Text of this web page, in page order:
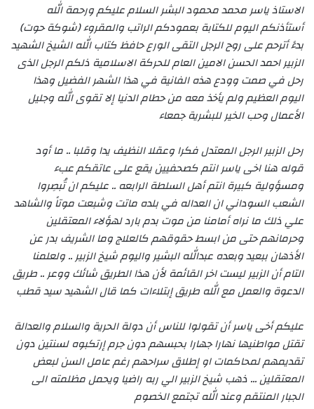
الاستاذ ياسر محمد محمود البشر السلام عليكم ورحمة الله
أستأذنكم اليوم للكتابة بعمودكم الراتب والمقروء (شوكة حوت)
بدءً أترحم على روح الرجل التقى الورع حافظ كتاب الله الشيخ الشهيد
الزبير احمد الحسن الامين العام للحركة الاسلامية ذلكم الرجل الذى
رحل في صمت وودع هذه الفانية في هذا الشهر الفضيل وهذا
اليوم العظيم ولم يأخذ معه من حطام الدنيا إلا تقوى الله وجليل
الأعمال وحب الخير للبشرية جمعاء
رحل الزبير الرجل المعتدل فكرا وعقلا النظيف يدا وقلبا .. ما أود
قوله هنا اخى ياسر انتم كصحفيين يقع على عاتقكم عبء
ومسؤولية كبيرة انتم أهل السلطة الرابعه .. عليكم ان تُبصِروا
الشعب السوداني ان العداله في بلده ماتت وشبعت موتاً والشاهد
علي ذلك ما نراه أمامنا من موت بدم بارد لهؤلاء المعتقلين
وحرمانهم حتى من ابسط حقوقهم كالعلاج وما الشريف بدر عن
الأذهان ببعيد وبعده عبدالله البشير واليوم شيخ الزبير .. ولعلمنا
التام أن الزبير ليست اخر القائمة لأن هذا الطريق شائك ووعر .. طريق
الدعوة والعمل مع الله طريق إبتلاءات كما قال الشهيد سيد قطب
عليكم أخى ياسر أن تقولوا للناس أن دولة الحرية والسلام والعدالة
تقتل مواطنيها نهارا جهارا بحبسهم دون جرم إرتكبوه لسنتين دون
تقديمهم لمحاكمات او إطلاق سراحهم رغم عامل السن لبعض
المعتقلين … ذهب شيخ الزبير الي ربه راضيا ويحمل مظلمته الى
الجبار المنتقم وعند الله تجتمع الخصوم